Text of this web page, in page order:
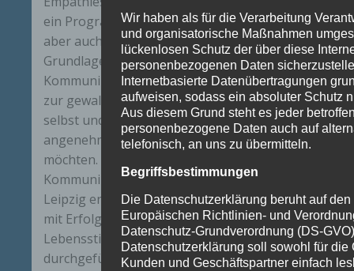
ein Programm für Kindergarten und Schule,
aber auch für Erwachsene, um die
Grundlagen der wertschätzenden
Kommunikation, basierend auf den Arbeiten
zur gewaltfreien Kommunikation mit sich
selbst und mit anderen, in einem
angenehmen Gruppenkontext erlernen
möchten. Das Training der wertschätzenden
Kommunikation wurde an der Universität
Leipzig entwickelt und evaluiert und wurde
mit Erfolg im Bundeprojekt „gesunde
Lebensstile im Setting Bildungseinrichtung“
durchgeführt.
Wir haben als für die Verarbeitung
und organisatorische Maßnahmen
lückenlosen Schutz der über diese
personenbezogenen Daten
Internetbasierte Datenübertragungen
aufweisen, sodass ein absoluter Schutz
Aus diesem Grund steht es jeder
personenbezogene Daten auch auf
telefonisch, an uns zu übermitteln.
Begriffsbestimmungen
Die Datenschutzerklärung beruht auf
Europäischen Richtlinien- und
Datenschutz-Grundverordnung (DS-
Datenschutzerklärung soll sowohl für
Kunden und Geschäftspartner einfach